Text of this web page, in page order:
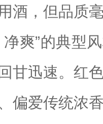
酒，但品质
净爽”的典型
甘迅速。红
偏爱传统浓